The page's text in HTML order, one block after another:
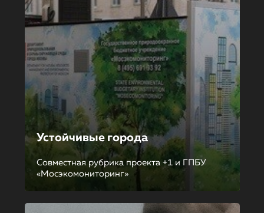
Устойчивые города
Совместная рубрика проекта +1 и ГПБУ
«Мосэкомониторинг»